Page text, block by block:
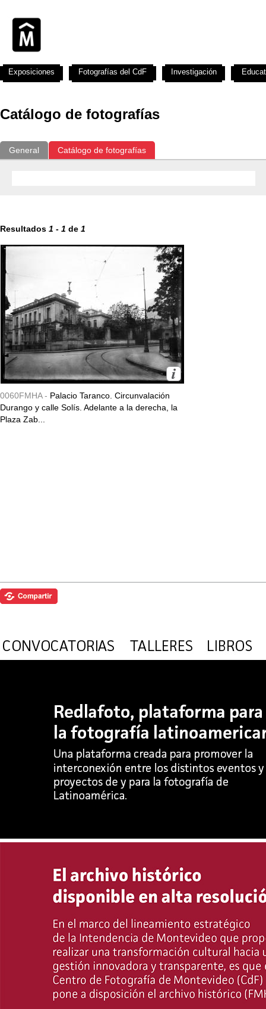
Catálogo de fotografías
General Catálogo de fotografías
Resultados 1 - 1 de 1
0060FMHA - Palacio Taranco. Circunvalación
Durango y calle Solís. Adelante a la derecha, la
Plaza Zab...
Exposiciones Fotografías del CdF Investigación